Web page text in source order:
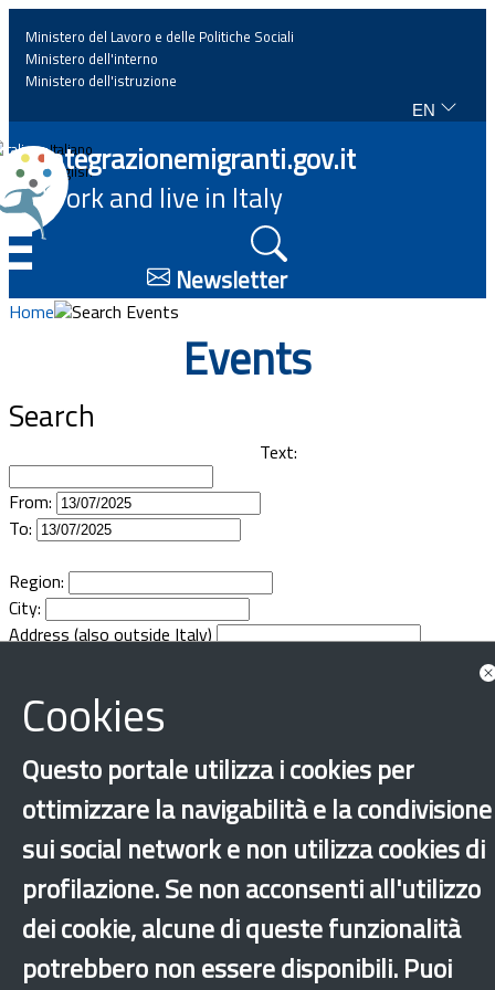
Home
News
Highlights
Regulations and law
Projects
Documents
Ministero del Lavoro e delle Politiche Sociali
Ministero dell'interno
Ministero dell'istruzione
EN
Italiano
English
Integrazionemigranti.gov.it
Work and live in Italy
Newsletter
Home Search Events
Events
Search
Text:
From:
To:
Region:
City:
Address (also outside Italy)
Cookies
Questo portale utilizza i cookies per
ottimizzare la navigabilità e la condivisione
sui social network e non utilizza cookies di
profilazione. Se non acconsenti all'utilizzo
dei cookie, alcune di queste funzionalità
potrebbero non essere disponibili. Puoi